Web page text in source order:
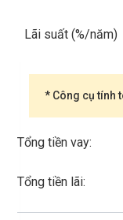
Lãi suất (%/năm)
* Công cụ tính
Tổng tiền vay:
Tổng tiền lãi: